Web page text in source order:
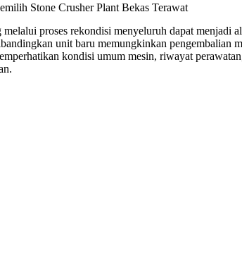
Stone Crusher Plant Bekas Terawat
melalui proses rekondisi menyeluruh dapat menjadi
unit baru memungkinkan pengembalian
kondisi umum mesin, riwayat